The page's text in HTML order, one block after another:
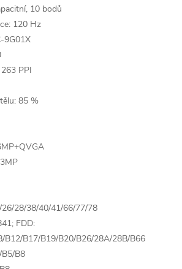
10 bodů
120 Hz
9G01X
PPI
85 %
28/38/40/41/66/77/78
FDD:
B12/B17/B19/B20/B26/28A/28B/B66
B8